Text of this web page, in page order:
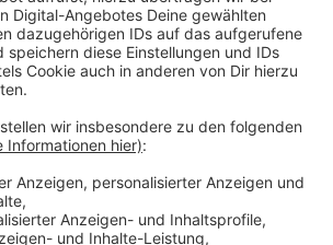
bleibe unverändert. Von hier aus
auch in Zukunft innovative
Patienten weltweit entwickeln
sind aktuell über 1300
Grünenthal-Standorten Aachen
24.08.2022 10:38